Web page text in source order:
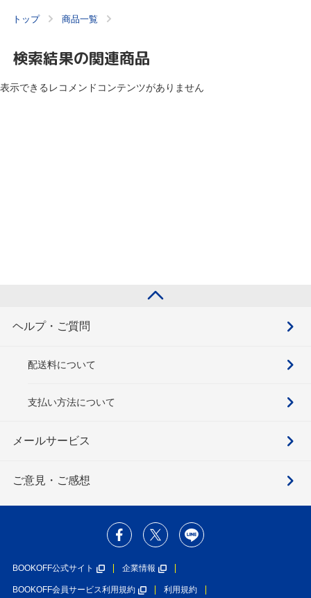
トップ 商品一覧
検索結果の関連商品
表示できるレコメンドコンテンツがありません
ヘルプ・ご質問
配送料について
支払い方法について
メールサービス
ご意見・ご感想
BOOKOFF公式サイト 企業情報
BOOKOFF会員サービス利用規約 利用規約